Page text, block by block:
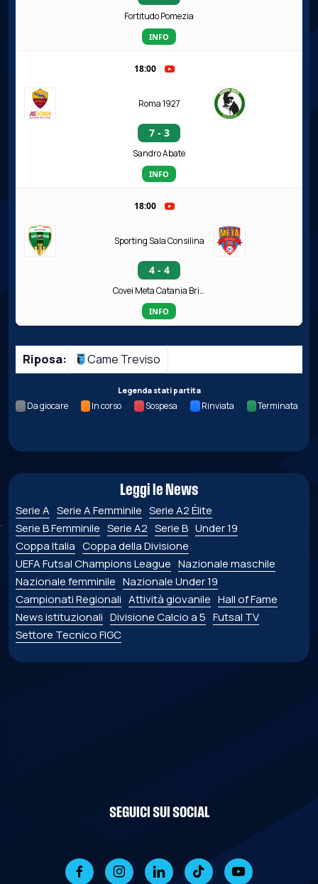
Fortitudo Pomezia
INFO
18:00
Roma 1927
7 - 3
Sandro Abate
INFO
18:00
Sporting Sala Consilina
4 - 4
Covei Meta Catania Bricocity
INFO
Riposa: Came Treviso
Legenda stati partita
Da giocare In corso Sospesa Rinviata Terminata
Leggi le News
Serie A Serie A Femminile Serie A2 Élite
Serie B Femminile Serie A2 Serie B Under 19
Coppa Italia Coppa della Divisione
UEFA Futsal Champions League Nazionale maschile
Nazionale femminile Nazionale Under 19
Campionati Regionali Attività giovanile Hall of Fame
News istituzionali Divisione Calcio a 5 Futsal TV
Settore Tecnico FIGC
SEGUICI SUI SOCIAL